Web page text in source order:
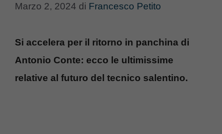
Marzo 2, 2024 di Francesco Petito
Si accelera per il ritorno in panchina di
Antonio Conte: ecco le ultimissime
relative al futuro del tecnico salentino.